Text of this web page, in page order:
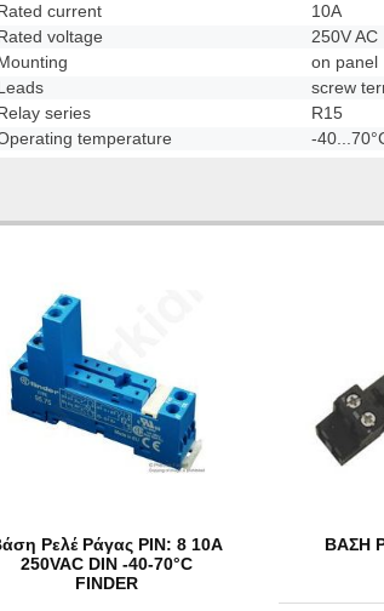
current
10A
voltage
250V AC
on panel
screw
series
R15
temperature
-
Ρελέ Ράγας PIN: 8 10A
250VAC DIN -40-70°C
FINDER
ΒΑΣΗ